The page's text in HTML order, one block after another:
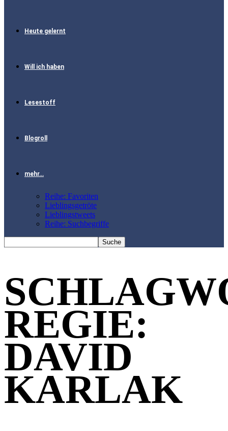
Heute gelernt
Will ich haben
Lesestoff
Blogroll
mehr…
Reihe: Favoriten
Lieblingsgetröte
Lieblingstweets
Reihe: Suchbegriffe
REGIE:
DAVID
KARLAK